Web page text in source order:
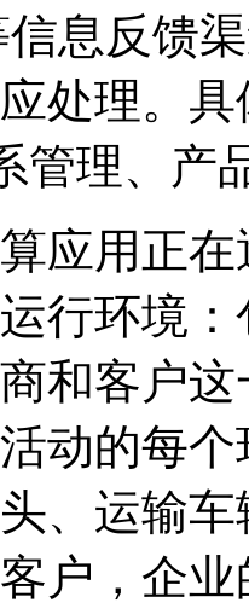
息反馈
处理。
管理、产
应用正
行环境
和客户
动的每
、运输
户，企